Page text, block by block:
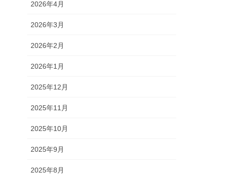
2026年4月
2026年3月
2026年2月
2026年1月
2025年12月
2025年11月
2025年10月
2025年9月
2025年8月